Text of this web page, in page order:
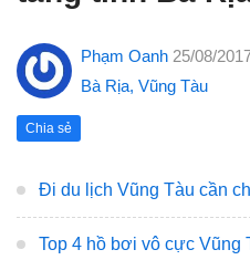
Phạm Oanh 25/08/
Bà Rịa, Vũng Tàu
Chia sẻ
Đi du lịch Vũng Tàu cần
Top 4 hồ bơi vô cực Vũng